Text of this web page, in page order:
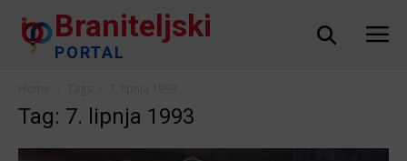
Braniteljski
PORTAL
Tag: 7. lipnja 1993